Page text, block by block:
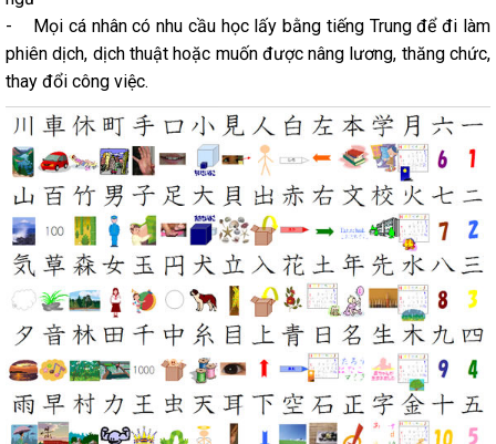
- Mọi cá nhân có nhu cầu học lấy bằng tiếng Trung để đi làm
phiên dịch, dịch thuật hoặc muốn được nâng lương, thăng chức,
thay đổi công việc.